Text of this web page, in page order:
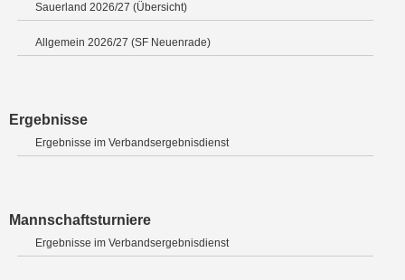
Sauerland 2026/27 (Übersicht)
Allgemein 2026/27 (SF Neuenrade)
Ergebnisse
Ergebnisse im Verbandsergebnisdienst
Mannschaftsturniere
Ergebnisse im Verbandsergebnisdienst